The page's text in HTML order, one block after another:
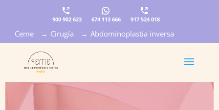
900 902 623 674 113 666 917 524 018
Ceme → Cirugía → Abdominoplastia inversa
×